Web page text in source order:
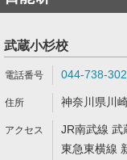
武蔵小杉校
044-738-
神奈川県川
JR南武線 武
東急東横線